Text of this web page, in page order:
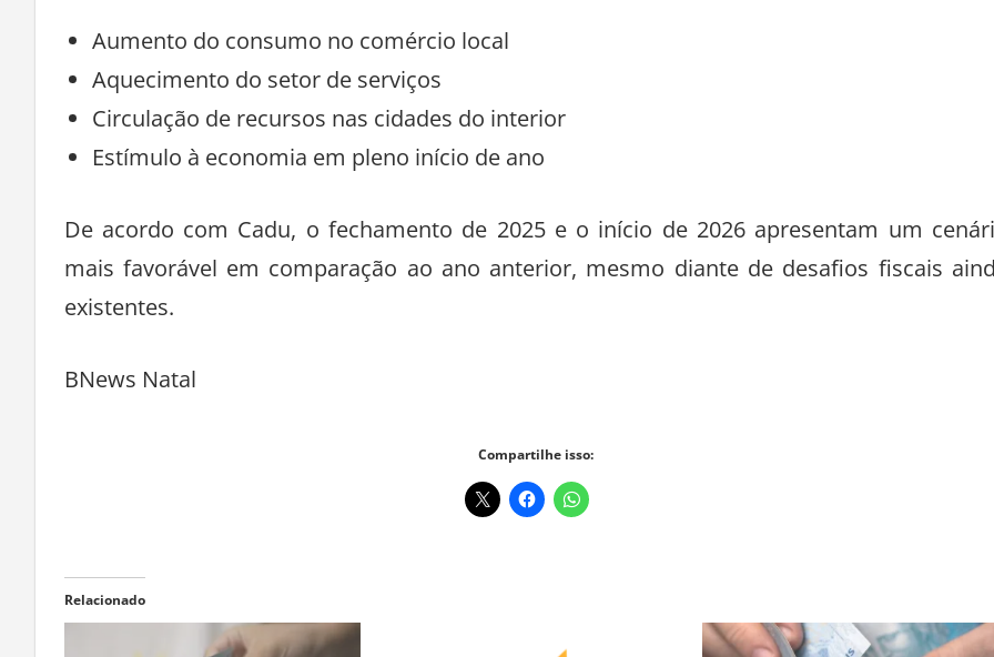
Aumento do consumo no comércio local
Aquecimento do setor de serviços
Circulação de recursos nas cidades do interior
Estímulo à economia em pleno início de ano
De acordo com Cadu, o fechamento de 2025 e o início de 2026 apresentam um
mais favorável em comparação ao ano anterior, mesmo diante de desafios fiscais
existentes.
BNews Natal
Compartilhe isso: